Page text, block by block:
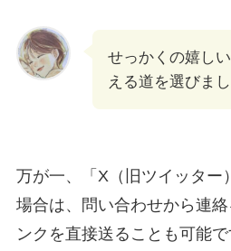
せっかくの嬉し
える道を選びま
万が一、「X（旧ツイッター
場合は、問い合わせから連
ンクを直接送ることも可能で